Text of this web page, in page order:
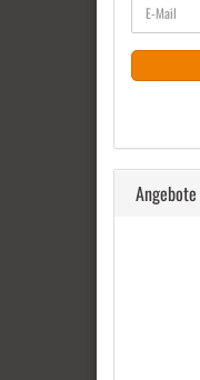
ZUR
NEWSLETTER-
ANMELDUNG
E-
Mail
Angebote